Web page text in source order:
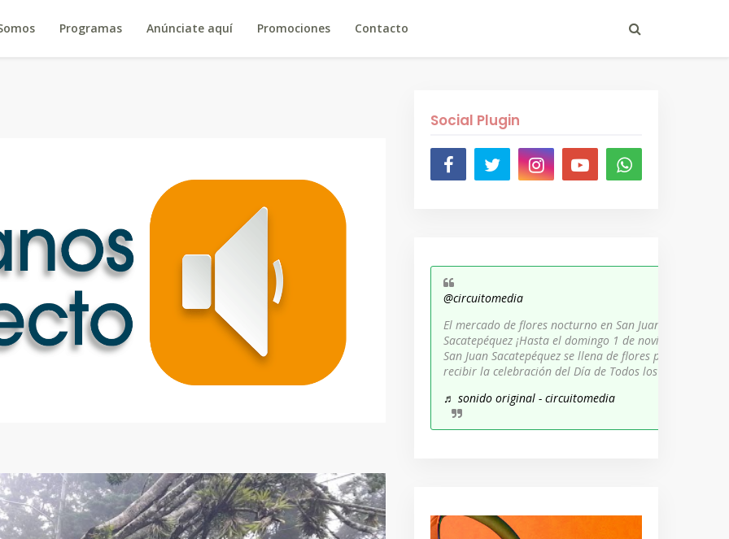
Programas Anúnciate aquí Promociones Contacto
Social Plugin
@circuitomedia
El mercado de flores nocturno en San Juan
Sacatepéquez ¡Hasta el domingo 1 de noviembre,
San Juan Sacatepéquez se llena de flores para
recibir la celebración del Día de Todos los Santos!
♬ sonido original - circuitomedia